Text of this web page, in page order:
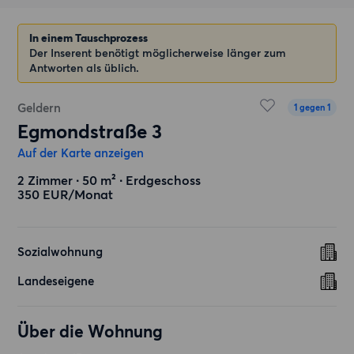
In einem Tauschprozess
Der Inserent benötigt möglicherweise länger zum
Antworten als üblich.
Geldern 1 gegen 1
Egmondstraße 3
Auf der Karte anzeigen
2 Zimmer ∙ 50 m² ∙ Erdgeschoss
350 EUR/Monat
Sozialwohnung
Landeseigene
Über die Wohnung